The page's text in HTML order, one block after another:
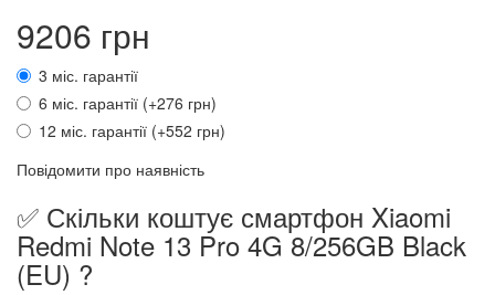
9206 грн
3 міс. гарантії
6 міс. гарантії (+276 грн)
12 міс. гарантії (+552 грн)
Повідомити про наявність
✅ Скільки коштує смартфон Xiaomi
Redmi Note 13 Pro 4G 8/256GB Black
(EU) ?